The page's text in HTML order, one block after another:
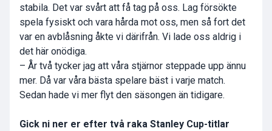
stabila. Det var svårt att få tag på oss. Lag försökte
spela fysiskt och vara hårda mot oss, men så fort det
var en avblåsning åkte vi därifrån. Vi lade oss aldrig i
det här onödiga.
– År två tycker jag att våra stjärnor steppade upp ännu
mer. Då var våra bästa spelare bäst i varje match.
Sedan hade vi mer flyt den säsongen än tidigare.
Gick ni ner er efter två raka Stanley Cup-titlar